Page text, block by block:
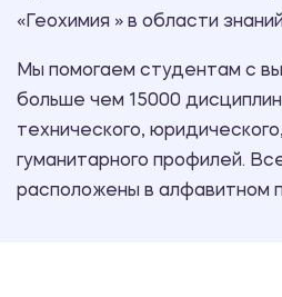
«Геохимия » в области
Мы помогаем студентам с
больше чем 15000
технического,
гуманитарного профилей.
расположены в алфавитном